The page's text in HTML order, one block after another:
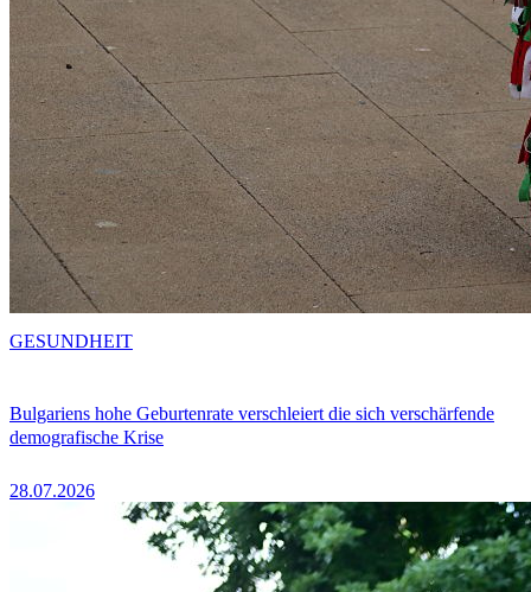
Bulgariens hohe Geburtenrate verschleiert die sich verschärfende
demografische Krise
28.07.2026
GESUNDHEIT